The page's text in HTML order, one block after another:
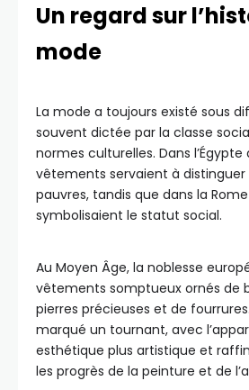
Un regard sur
mode
La mode a toujours existé sous
souvent dictée par la classe
normes culturelles. Dans l’Égypte
vêtements servaient à distinguer
pauvres, tandis que dans la
symbolisaient le statut social.
Au Moyen Âge, la noblesse
vêtements somptueux ornés de
pierres précieuses et de
marqué un tournant, avec
esthétique plus artistique et
les progrès de la peinture et de